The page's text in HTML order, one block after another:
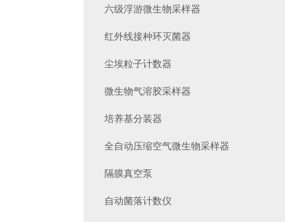
六级浮游微生物采样器
红外线接种环灭菌器
尘埃粒子计数器
微生物气溶胶采样器
培养基分装器
全自动压缩空气微生物采样器
隔膜真空泵
自动菌落计数仪